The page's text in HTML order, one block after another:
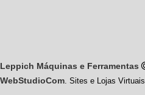
Leppich Máquinas e Ferramentas
WebStudioCom . Sites e Lojas Virtuais.